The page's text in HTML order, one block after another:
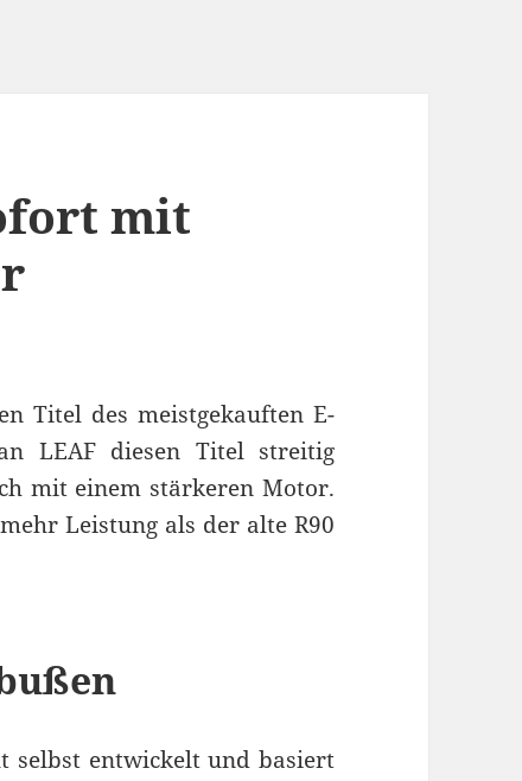
mit
Titel des meistgekauften E-
LEAF diesen Titel streitig
mit einem stärkeren Motor.
Leistung als der alte R90
selbst entwickelt und basiert